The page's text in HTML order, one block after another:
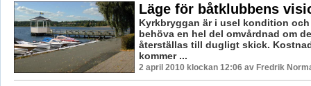
Läge för båtklubbens
Kyrkbryggan är i usel kondition och
behöva en hel del omvårdnad om
återställas till dugligt skick.
kommer ...
2 april 2010 klockan 12:06 av Fredrik